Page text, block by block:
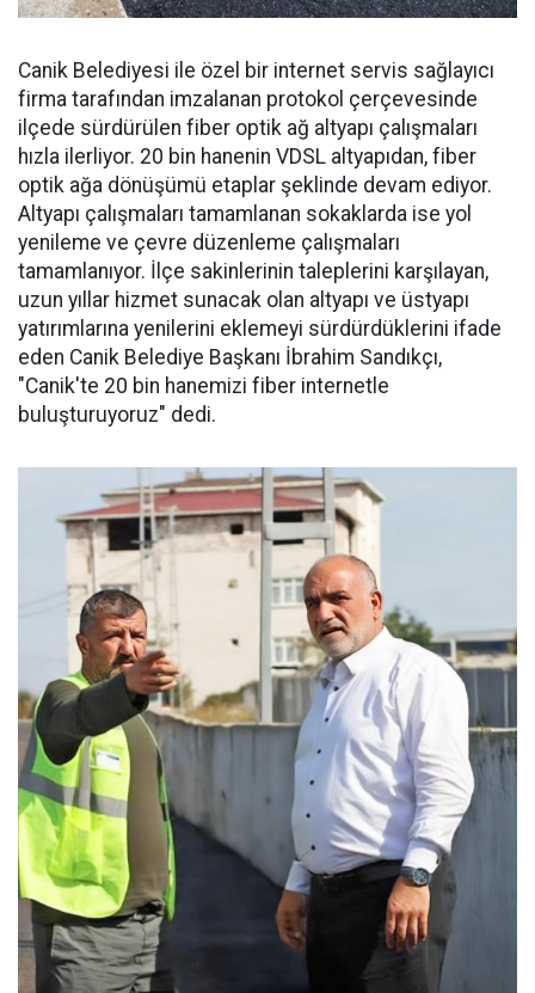
Canik Belediyesi ile özel bir internet servis sağlayıcı
firma tarafından imzalanan protokol çerçevesinde
ilçede sürdürülen fiber optik ağ altyapı çalışmaları
hızla ilerliyor. 20 bin hanenin VDSL altyapıdan, fiber
optik ağa dönüşümü etaplar şeklinde devam ediyor.
Altyapı çalışmaları tamamlanan sokaklarda ise yol
yenileme ve çevre düzenleme çalışmaları
tamamlanıyor. İlçe sakinlerinin taleplerini karşılayan,
uzun yıllar hizmet sunacak olan altyapı ve üstyapı
yatırımlarına yenilerini eklemeyi sürdürdüklerini ifade
eden Canik Belediye Başkanı İbrahim Sandıkçı,
"Canik'te 20 bin hanemizi fiber internetle
buluşturuyoruz" dedi.